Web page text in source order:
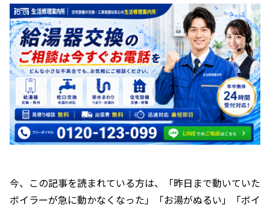
今、この記事を読まれている方は、「昨日まで動いていた
ボイラーが急に動かなくなった」「お湯がぬるい」「ボイ